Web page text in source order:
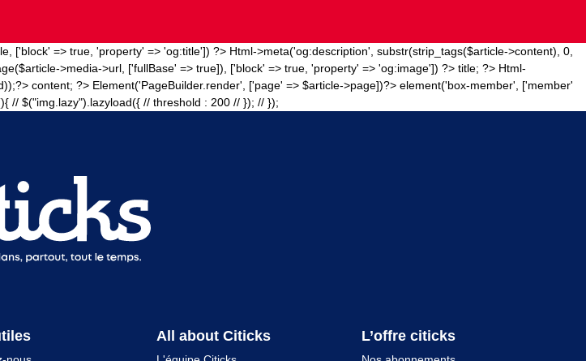
['block' => true, 'property' => 'og:title']) ?> Html->meta('og:description', substr(strip_tags($article->content), 0,
>media->url, ['fullBase' => true]), ['block' => true, 'property' => 'og:image']) ?> title; ?> Html-
content; ?> Element('PageBuilder.render', ['page' => $article->page])?> element('box-member', ['member'
// $("img.lazy").lazyload({ // threshold : 200 // }); // });
All about Citicks L’offre citicks